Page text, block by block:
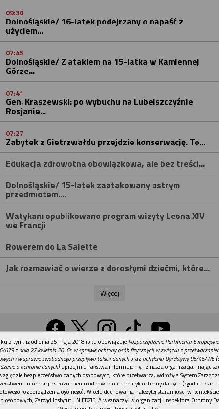
09:30
Dolnośląskie/ 16-latek podejrzany o napaść z
użyciem...
07:45
Dolnośląskie/ Z atakiem na 15-latka w Kamiennej
Górze...
07:41
Gen. Kraszewski: po wybuchu na Lubelszczyźnie
Rosjanie...
07:27
Zabytek z Gietrzwałdu przejdzie konserwację. To...
Edukacja zdrowotna obowiązkowa, ale bez treści...
Dolnośląskie/ 15-latek zaatakowany ostrym
przedmiotem....
Watykan: opublikowano program wizyty Leona XIV
we Francji
Rowerem do La Salette
Jak rozmawiać o wierze z dorosłymi dziećmi, które...
Więcej
Wersja na komputer
Działy Tematy Kontakt Reklama
Patronaty
Polityka prywatności
REKLAMA
z tym, iż od dnia 25 maja 2018 roku obowiązuje Rozporządzenie Parlamentu
679 z dnia 27 kwietnia 2016r. w sprawie ochrony osób fizycznych w związku z
i w sprawie swobodnego przepływu takich danychoraz uchylenia Dyrektywy 95/46/WE
o ochronie danych)uprzejmie Państwa informujemy, iż nasza organizacja, mając
bezpieczeństwo danych osobowych, które przetwarza, wdrożyła System
Informacji w rozumieniu odpowiednich polityk ochrony danych (zgodnie z art.
rozporządzenia ogólnego). W celu dochowania należytej staranności w
osobowych, Zarząd Instytutu NIEDZIELA wyznaczył w organizacji Inspektora Ochrony